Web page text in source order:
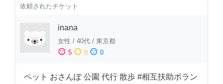
依頼されたチケット
inana
女性 / 40代 / 東京都
sentiment_satisfied 5 sentiment_neutral 0 sentiment_dissatisfied 0
ペット おさんぽ 公園 代行 散歩 #相互扶助ボラン